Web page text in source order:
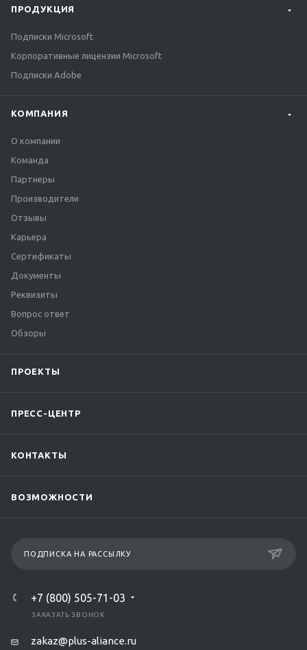
ПРОДУКЦИЯ
Подписки Microsoft
Корпоративные лицензии Microsoft
Подписки Adobe
КОМПАНИЯ
О компании
Команда
Партнеры
Производители
Отзывы
Карьера
Сертификаты
Документы
Реквизиты
Вопрос ответ
Обзоры
ПРОЕКТЫ
ПРЕСС-ЦЕНТР
КОНТАКТЫ
ВОЗМОЖНОСТИ
ПОДПИСКА НА РАССЫЛКУ
+7 (800) 505-71-03
ЗАКАЗАТЬ ЗВОНОК
zakaz@plus-aliance.ru